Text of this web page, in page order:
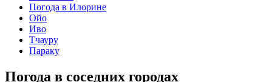
Погода в Илорине
Ойо
Иво
Тчауру
Параку
Погода в соседних городах